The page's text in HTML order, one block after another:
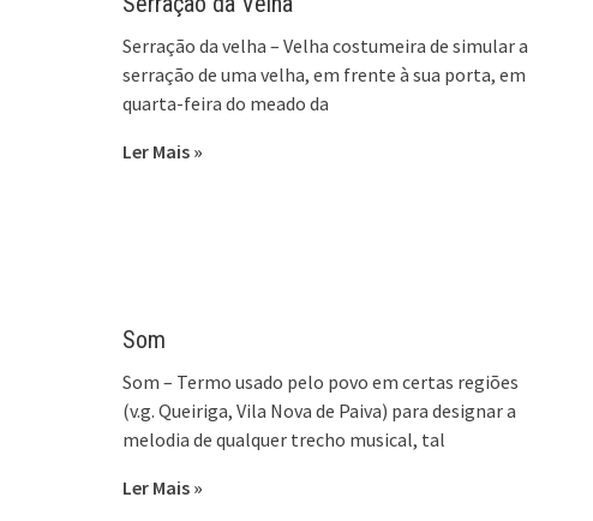
Serração da velha – Velha costumeira de simular a
serração de uma velha, em frente à sua porta, em
quarta-feira do meado da
Ler Mais »
Som
Som – Termo usado pelo povo em certas regiões
(v.g. Queiriga, Vila Nova de Paiva) para designar a
melodia de qualquer trecho musical, tal
Ler Mais »